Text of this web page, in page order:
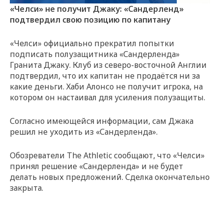
«Челси» не получит Джаку: «Сандерленд»
подтвердил свою позицию по капитану
«Челси» официально прекратил попытки
подписать полузащитника «Сандерленда»
Гранита Джаку. Клуб из северо-восточной Англии
подтвердил, что их капитан не продаётся ни за
какие деньги. Хаби Алонсо не получит игрока, на
котором он настаивал для усиления полузащиты.
Согласно имеющейся информации, сам Джака
решил не уходить из «Сандерленда».
Обозреватели The Athletic сообщают, что «Челси»
принял решение «Сандерленда» и не будет
делать новых предложений. Сделка окончательно
закрыта.